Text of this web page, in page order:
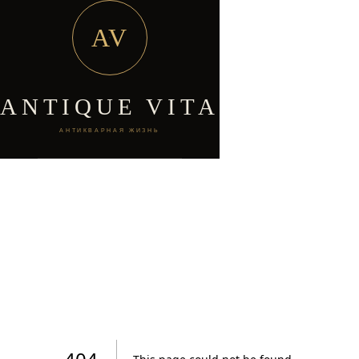
AV
ANTIQUE VITA
АНТИКВАРНАЯ ЖИЗНЬ